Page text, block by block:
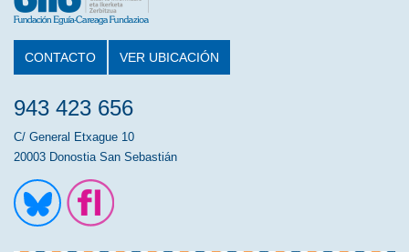
CONTACTO VER UBICACIÓN
943 423 656
C/ General Etxague 10
20003 Donostia San Sebastián